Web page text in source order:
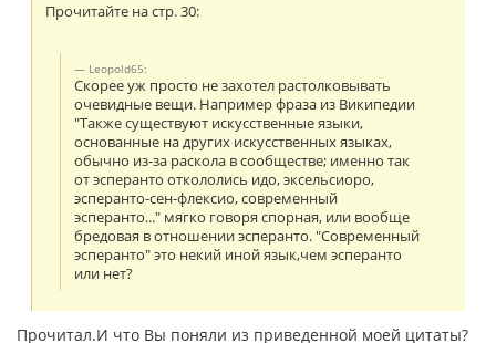
Прочитайте на стр. 30:
Leopold65:
Скорее уж просто не захотел растолковывать
очевидные вещи. Например фраза из Википедии
"Также существуют искусственные языки,
основанные на других искусственных языках,
обычно из-за раскола в сообществе; именно так
от эсперанто откололись идо, эксельсиоро,
эсперанто-сен-флексио, современный
эсперанто..." мягко говоря спорная, или вообще
бредовая в отношении эсперанто. "Современный
эсперанто" это некий иной язык,чем эсперанто
или нет?
Прочитал.И что Вы поняли из приведенной моей цитаты?